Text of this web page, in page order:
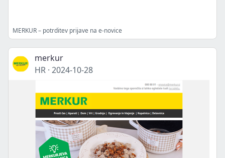
MERKUR – potrditev prijave na e-novice
merkur
HR · 2024-10-28